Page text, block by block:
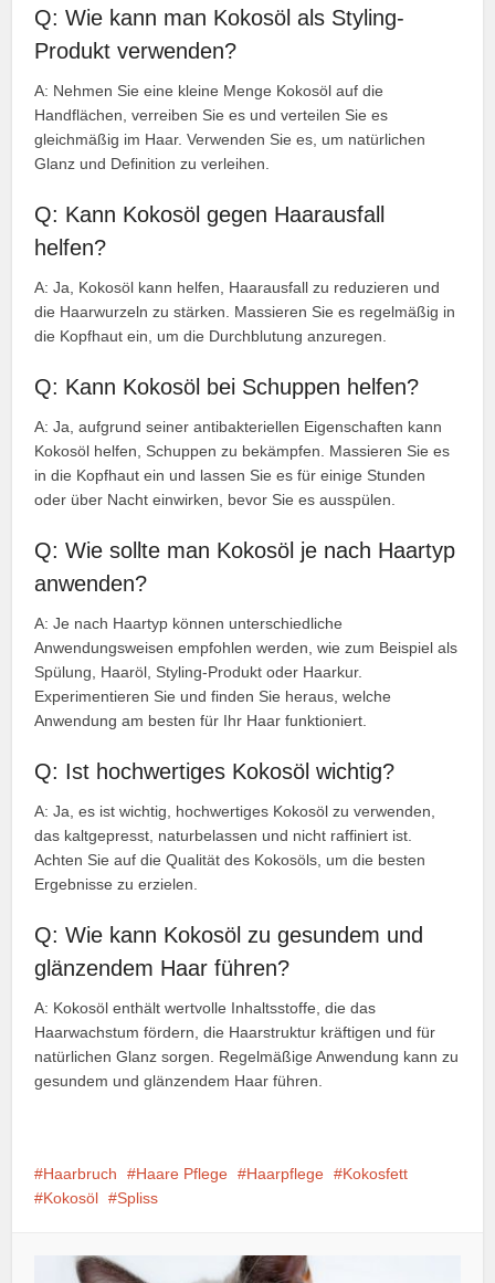
Q: Wie kann man Kokosöl als Styling-
Produkt verwenden?
A: Nehmen Sie eine kleine Menge Kokosöl auf die
Handflächen, verreiben Sie es und verteilen Sie es
gleichmäßig im Haar. Verwenden Sie es, um natürlichen
Glanz und Definition zu verleihen.
Q: Kann Kokosöl gegen Haarausfall
helfen?
A: Ja, Kokosöl kann helfen, Haarausfall zu reduzieren und
die Haarwurzeln zu stärken. Massieren Sie es regelmäßig in
die Kopfhaut ein, um die Durchblutung anzuregen.
Q: Kann Kokosöl bei Schuppen helfen?
A: Ja, aufgrund seiner antibakteriellen Eigenschaften kann
Kokosöl helfen, Schuppen zu bekämpfen. Massieren Sie es
in die Kopfhaut ein und lassen Sie es für einige Stunden
oder über Nacht einwirken, bevor Sie es ausspülen.
Q: Wie sollte man Kokosöl je nach Haartyp
anwenden?
A: Je nach Haartyp können unterschiedliche
Anwendungsweisen empfohlen werden, wie zum Beispiel als
Spülung, Haaröl, Styling-Produkt oder Haarkur.
Experimentieren Sie und finden Sie heraus, welche
Anwendung am besten für Ihr Haar funktioniert.
Q: Ist hochwertiges Kokosöl wichtig?
A: Ja, es ist wichtig, hochwertiges Kokosöl zu verwenden,
das kaltgepresst, naturbelassen und nicht raffiniert ist.
Achten Sie auf die Qualität des Kokosöls, um die besten
Ergebnisse zu erzielen.
Q: Wie kann Kokosöl zu gesundem und
glänzendem Haar führen?
A: Kokosöl enthält wertvolle Inhaltsstoffe, die das
Haarwachstum fördern, die Haarstruktur kräftigen und für
natürlichen Glanz sorgen. Regelmäßige Anwendung kann zu
gesundem und glänzendem Haar führen.
Haarbruch Haare Pflege Haarpflege
Kokosfett
Kokosöl
Spliss